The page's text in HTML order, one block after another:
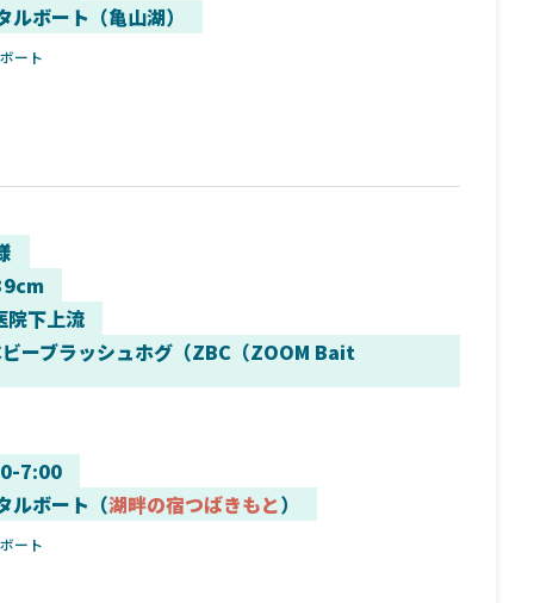
ルボート（亀山湖）
ート
院下上流
ーブラッシュホグ（ZBC（ZOOM Bait
7:00
ルボート（湖畔の宿つばきもと）
ート